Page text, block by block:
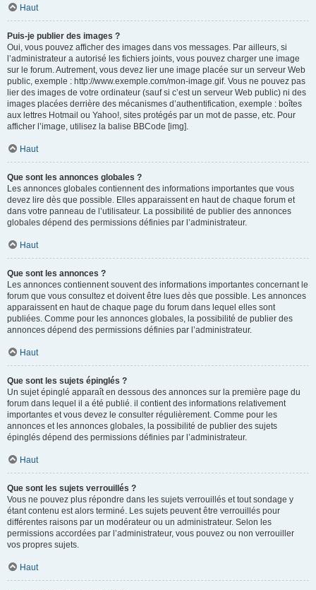
Haut
Puis-je publier des images ?
Oui, vous pouvez afficher des images dans vos messages. Par ailleurs, si
l’administrateur a autorisé les fichiers joints, vous pouvez charger une image
sur le forum. Autrement, vous devez lier une image placée sur un serveur Web
public, exemple : http://www.exemple.com/mon-image.gif. Vous ne pouvez pas
lier des images de votre ordinateur (sauf si c’est un serveur Web public) ni des
images placées derrière des mécanismes d’authentification, exemple : boîtes
aux lettres Hotmail ou Yahoo!, sites protégés par un mot de passe, etc. Pour
afficher l’image, utilisez la balise BBCode [img].
Haut
Que sont les annonces globales ?
Les annonces globales contiennent des informations importantes que vous
devez lire dès que possible. Elles apparaissent en haut de chaque forum et
dans votre panneau de l’utilisateur. La possibilité de publier des annonces
globales dépend des permissions définies par l’administrateur.
Haut
Que sont les annonces ?
Les annonces contiennent souvent des informations importantes concernant le
forum que vous consultez et doivent être lues dès que possible. Les annonces
apparaissent en haut de chaque page du forum dans lequel elles sont
publiées. Comme pour les annonces globales, la possibilité de publier des
annonces dépend des permissions définies par l’administrateur.
Haut
Que sont les sujets épinglés ?
Un sujet épinglé apparaît en dessous des annonces sur la première page du
forum dans lequel il a été publié. il contient des informations relativement
importantes et vous devez le consulter régulièrement. Comme pour les
annonces et les annonces globales, la possibilité de publier des sujets
épinglés dépend des permissions définies par l’administrateur.
Haut
Que sont les sujets verrouillés ?
Vous ne pouvez plus répondre dans les sujets verrouillés et tout sondage y
étant contenu est alors terminé. Les sujets peuvent être verrouillés pour
différentes raisons par un modérateur ou un administrateur. Selon les
permissions accordées par l’administrateur, vous pouvez ou non verrouiller
vos propres sujets.
Haut